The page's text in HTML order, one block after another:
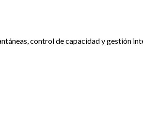
control de capacidad y gestión